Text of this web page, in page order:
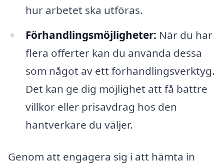
hur arbetet ska utföras.
Förhandlingsmöjligheter: När du har
flera offerter kan du använda dessa
som något av ett förhandlingsverktyg.
Det kan ge dig möjlighet att få bättre
villkor eller prisavdrag hos den
hantverkare du väljer.
Genom att engagera sig i att hämta in